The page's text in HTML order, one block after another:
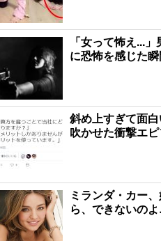
「女って怖え...
に恐怖を感じた
斜め上すぎて面
吹かせた衝撃エ
ミランダ・カー
ら、できないの